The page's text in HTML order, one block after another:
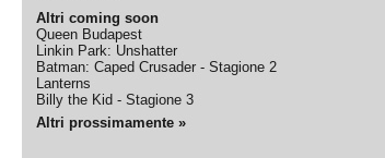
Altri coming soon
Queen Budapest
Linkin Park: Unshatter
Batman: Caped Crusader - Stagione 2
Lanterns
Billy the Kid - Stagione 3
Altri prossimamente »